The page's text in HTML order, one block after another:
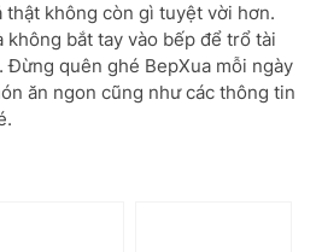
thật không còn gì tuyệt vời hơn.
không bắt tay vào bếp để trổ tài
Đừng quên ghé BepXua mỗi ngày
ăn ngon cũng như các thông tin